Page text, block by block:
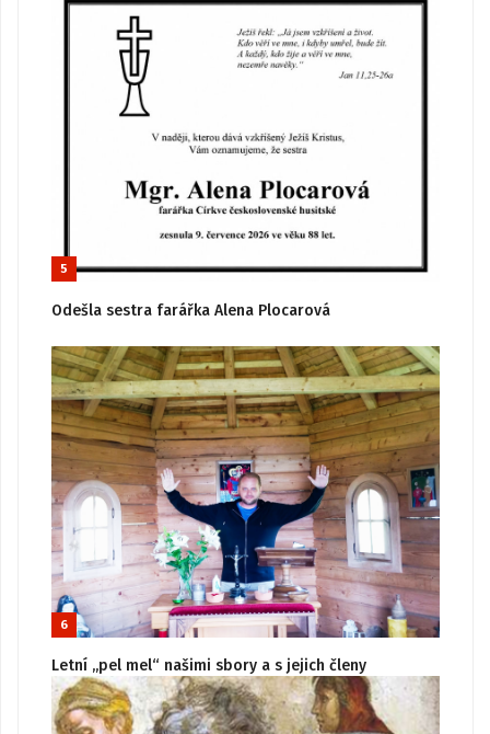
5
Odešla sestra farářka Alena Plocarová
6
Letní „pel mel“ našimi sbory a s jejich členy